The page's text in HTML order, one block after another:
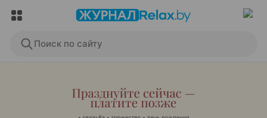
Поиск по сайту